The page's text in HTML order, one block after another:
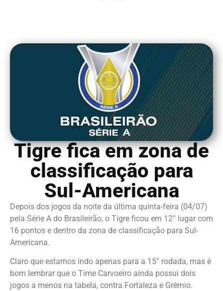
Tigre fica em zona de
classificação para
Sul-Americana
Depois dos jogos da noite da última quinta-feira (04/07)
pela Série A do Brasileirão, o Tigre ficou em 12° lugar com
16 pontos e dentro da zona de classificação para Sul-
Americana.
Claro que estamos indo apenas para a 15° rodada, mas é
bom lembrar que o Time Carvoeiro ainda possui dois
jogos a menos na tabela, contra Fortaleza e Grêmio.